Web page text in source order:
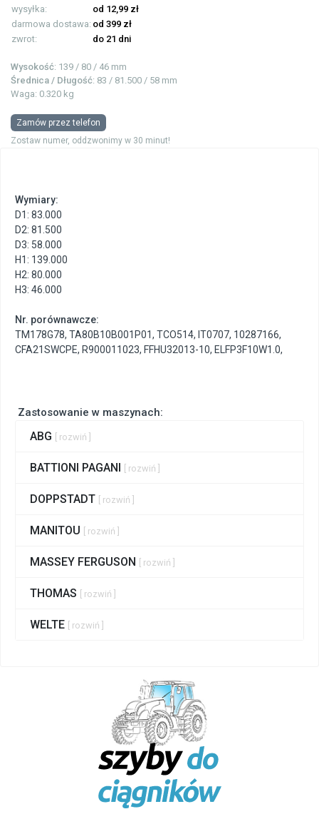
wysyłka:
od 12,99 zł
darmowa dostawa: od 399 zł
zwrot:
do 21 dni
Wysokość: 139 / 80 / 46 mm
Średnica / Długość: 83 / 81.500 / 58 mm
Waga: 0.320 kg
Zamów przez telefon
Zostaw numer, oddzwonimy w 30 minut!
Zastosowanie w maszynach:
ABG [ rozwiń ]
BATTIONI PAGANI [ rozwiń ]
DOPPSTADT [ rozwiń ]
MANITOU [ rozwiń ]
MASSEY FERGUSON [ rozwiń ]
THOMAS [ rozwiń ]
WELTE [ rozwiń ]
Wymiary:
D1: 83.000
D2: 81.500
D3: 58.000
H1: 139.000
H2: 80.000
H3: 46.000
Nr. porównawcze:
TM178G78, TA80B10B001P01, TCO514, IT0707, 10287166,
CFA21SWCPE, R900011023, FFHU32013-10, ELFP3F10W1.0,